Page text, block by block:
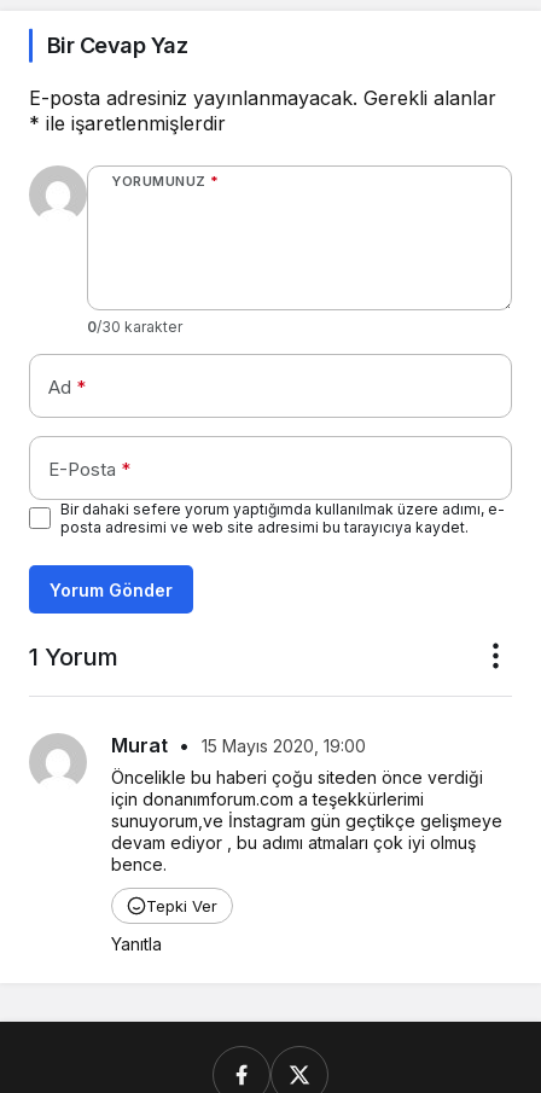
Bir Cevap Yaz
E-posta adresiniz yayınlanmayacak. Gerekli alanlar
* ile işaretlenmişlerdir
YORUMUNUZ *
0/30 karakter
Ad *
E-Posta *
Bir dahaki sefere yorum yaptığımda kullanılmak üzere adımı, e-
posta adresimi ve web site adresimi bu tarayıcıya kaydet.
Yorum Gönder
1 Yorum
Murat •
15 Mayıs 2020, 19:00
Öncelikle bu haberi çoğu siteden önce verdiği
için donanımforum.com a teşekkürlerimi
sunuyorum,ve İnstagram gün geçtikçe gelişmeye
devam ediyor , bu adımı atmaları çok iyi olmuş
bence.
Tepki Ver
Yanıtla